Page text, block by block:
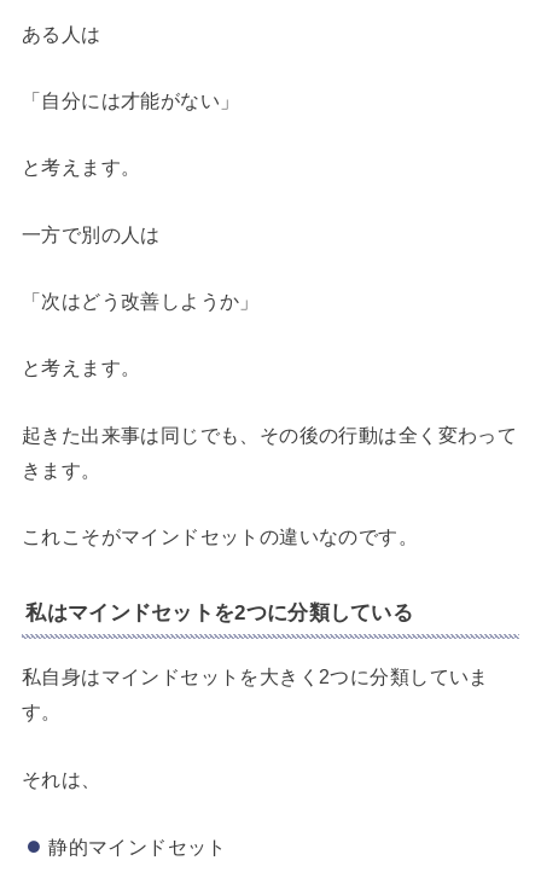
ある人は
「自分には才能がない」
と考えます。
一方で別の人は
「次はどう改善しようか」
と考えます。
起きた出来事は同じでも、その後の行動は全く変わって
きます。
これこそがマインドセットの違いなのです。
私はマインドセットを2つに分類している
私自身はマインドセットを大きく2つに分類していま
す。
それは、
静的マインドセット